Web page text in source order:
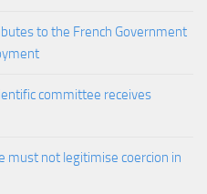
to the French Government
committee receives
must not legitimise coercion in